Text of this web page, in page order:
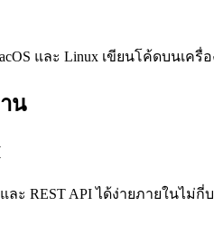
และ Linux เขียนโค้ดบนเ
น
และ REST API ได้ง่ายภายใน